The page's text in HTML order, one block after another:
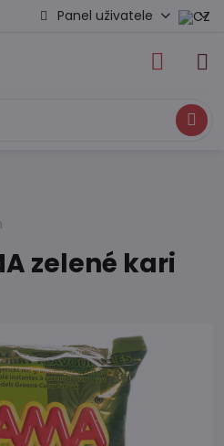
Panel uživatele
Hledat
zelené kari